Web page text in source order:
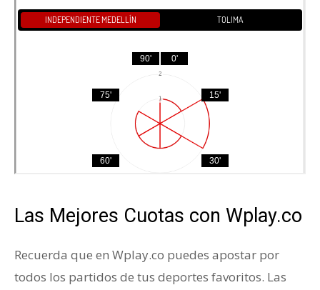
Las Mejores Cuotas con Wplay.co
Recuerda que en Wplay.co puedes apostar por
todos los partidos de tus deportes favoritos. Las